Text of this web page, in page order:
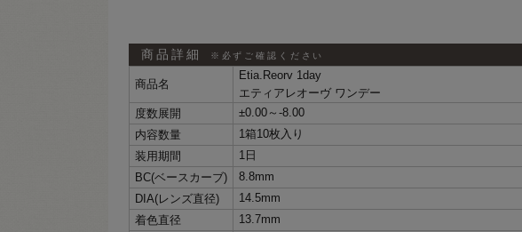
商品詳細 ※必ずご確認ください
商品名
Etia.Reorv 1day
エティアレオーヴ ワンデー
度数展開
±0.00～-8.00
内容数量
1箱10枚入り
装用期間
1日
BC(ベースカーブ)
8.8mm
DIA(レンズ直径)
14.5mm
着色直径
13.7mm